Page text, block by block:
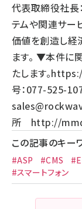
代表取締役社長
テムや関連サー
価値を創造し経
ます。 ▼本件に
たします。
号：077-525-
所 http://
この記事のキー
#ASP #CMS
#スマートフォン